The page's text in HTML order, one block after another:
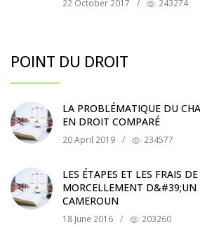
22 October 2017 / 243274
POINT DU DROIT
LA PROBLÉMATIQUE DU
EN DROIT COMPARÉ
20 April 2019 / 234577
LES ÉTAPES ET LES FRAIS
MORCELLEMENT D&#39;UN
CAMEROUN
18 June 2016 / 203260